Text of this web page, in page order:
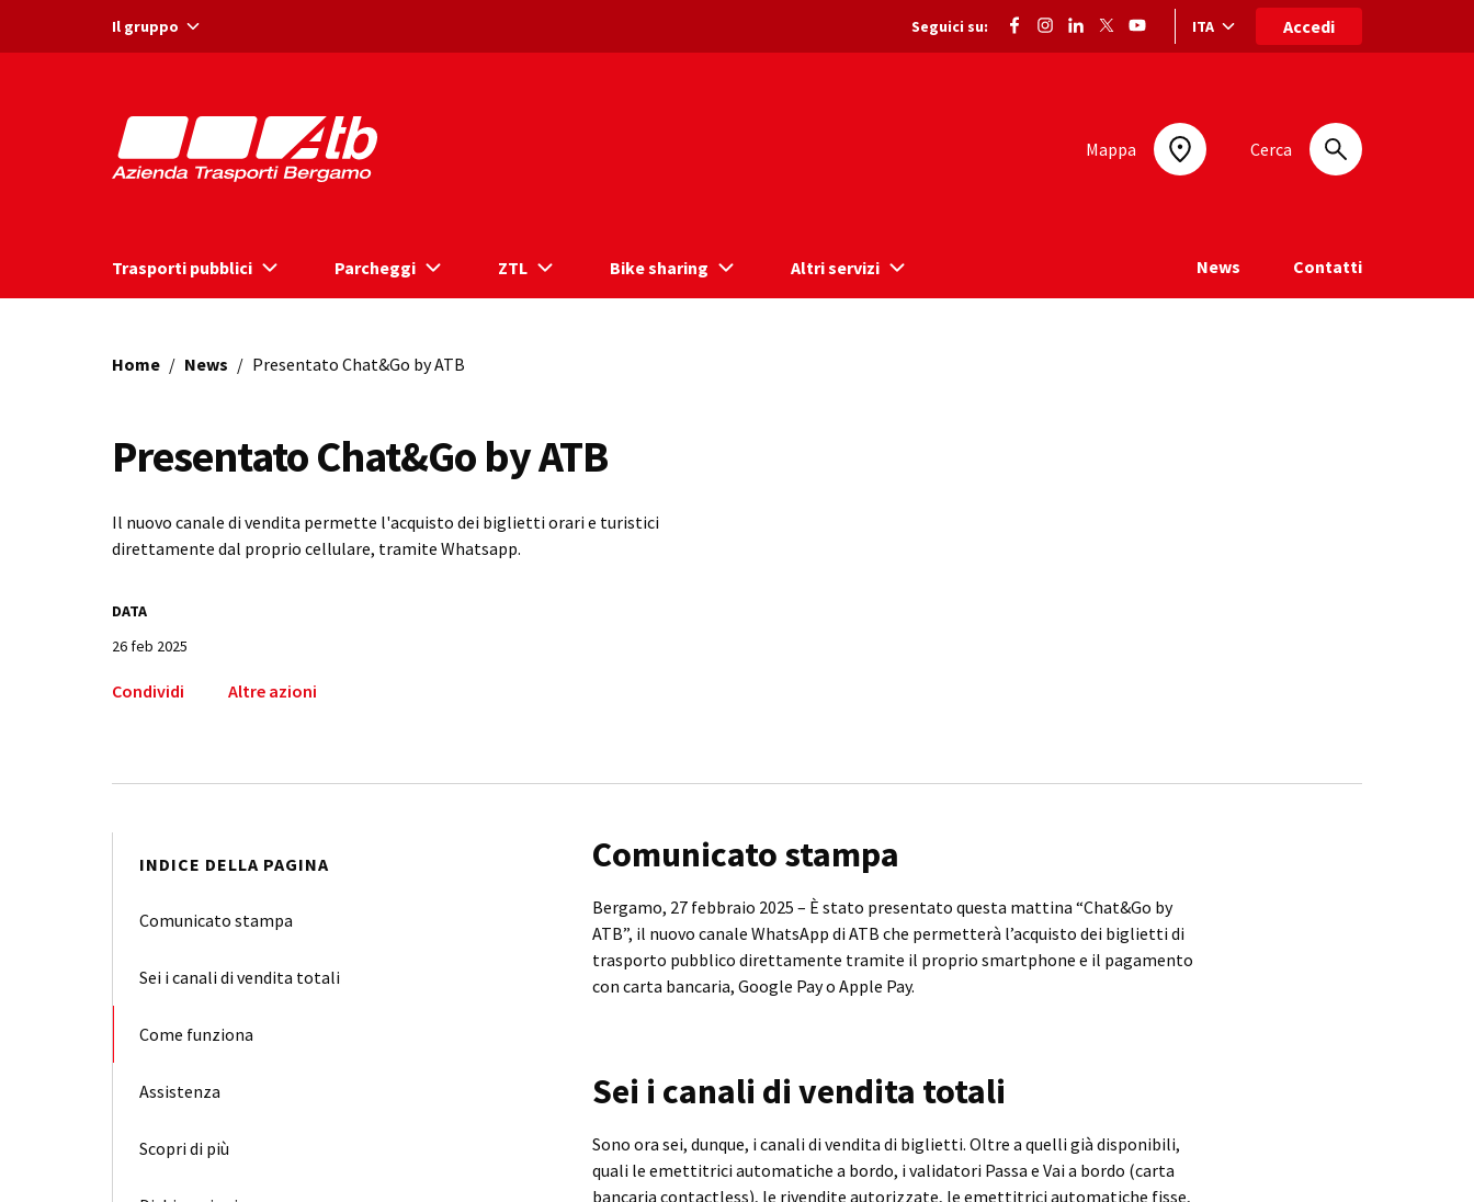
Il gruppo Seguici su: Selezione lingua: lingua selezionata
ITA Accedi
Mappa Cerca
Trasporti pubblici Parcheggi ZTL Bike sharing Altri servizi News Contatti
Home / News / Presentato Chat&Go by ATB
Presentato Chat&Go by ATB
Il nuovo canale di vendita permette l'acquisto dei biglietti orari e turistici
direttamente dal proprio cellulare, tramite Whatsapp.
DATA
26 feb 2025
Condividi Altre azioni
INDICE DELLA PAGINA
Comunicato stampa
Sei i canali di vendita totali
Come funziona
Assistenza
Scopri di più
Comunicato stampa
Bergamo, 27 febbraio 2025 – È stato presentato questa mattina “Chat&Go by
ATB”, il nuovo canale WhatsApp di ATB che permetterà l’acquisto dei biglietti di
trasporto pubblico direttamente tramite il proprio smartphone e il pagamento
con carta bancaria, Google Pay o Apple Pay.
Sei i canali di vendita totali
Sono ora sei, dunque, i canali di vendita di biglietti. Oltre a quelli già disponibili,
quali le emettitrici automatiche a bordo, i validatori Passa e Vai a bordo (carta
bancaria contactless), le rivendite autorizzate, le emettitrici automatiche fisse,